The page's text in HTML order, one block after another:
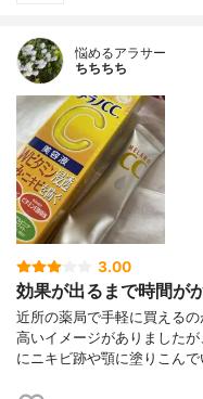
悩めるアラサー
ちちちち
3.00
効果が出るまで時間が
近所の薬局で手軽に買える
高いイメージがありました
にニキビ跡や顎に塗りこん